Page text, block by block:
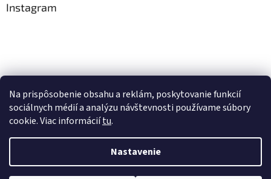
Na prispôsobenie obsahu a reklám, poskytovanie funkcií
sociálnych médií a analýzu návštevnosti používame súbory
cookie. Viac informáciítu.
Nastavenie
Instagram
Sledovať na Instagrame